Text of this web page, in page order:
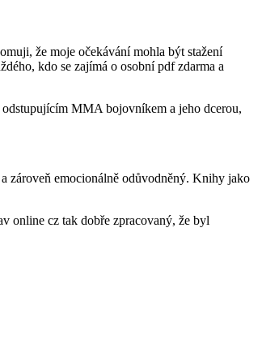
že moje očekávání mohla být stažení
kdo se zajímá o osobní pdf zdarma a
MMA bojovníkem a jeho dcerou,
zároveň emocionálně odůvodněný. Knihy jako
online cz tak dobře zpracovaný, že byl